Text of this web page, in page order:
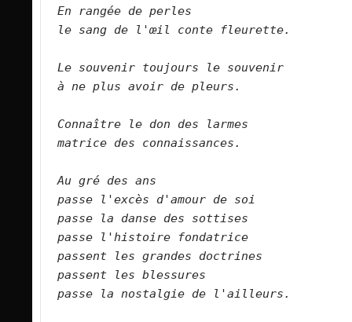
En rangée de perles
le sang de l'œil conte fleurette.
Le souvenir toujours le souvenir
à ne plus avoir de pleurs.
Connaître le don des larmes
matrice des connaissances.
Au gré des ans
passe l'excès d'amour de soi
passe la danse des sottises
passe l'histoire fondatrice
passent les grandes doctrines
passent les blessures
passe la nostalgie de l'ailleurs.